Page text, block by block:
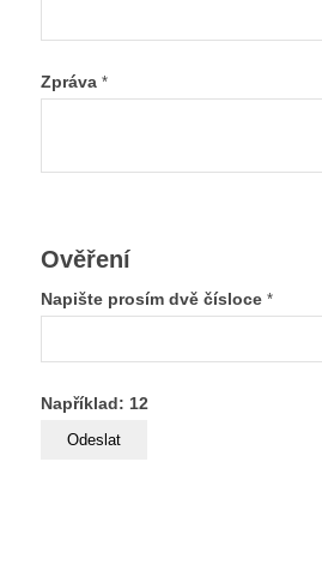
Zpráva *
Ověření
Napište prosím dvě čísloce *
Například: 12